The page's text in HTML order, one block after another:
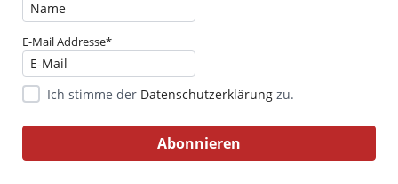
E-Mail Addresse*
Ich stimme der Datenschutzerklärung zu.